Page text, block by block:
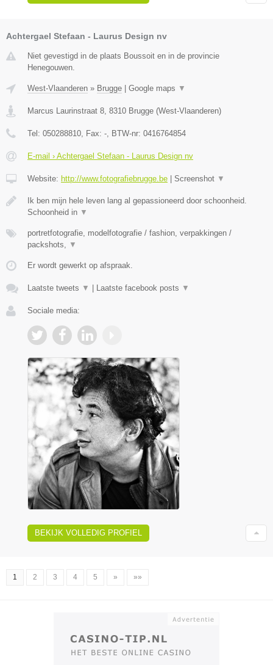
Achtergael Stefaan - Laurus Design nv
Niet gevestigd in de plaats Boussoit en in de provincie
Henegouwen.
West-Vlaanderen » Brugge Google maps ▼
Marcus Laurinstraat 8 8310 Brugge (West-Vlaanderen)
Tel: 050288810 , Fax: - , BTW-nr: 0416764854
E-mail › Achtergael Stefaan - Laurus Design nv
Website: http://www.fotografiebrugge.be Screenshot ▼
Ik ben mijn hele leven lang al gepassioneerd door schoonheid.
Schoonheid in ▼
portretfotografie, modelfotografie / fashion, verpakkingen /
packshots,
▼
Er wordt gewerkt op afspraak.
Laatste tweets ▼ Laatste facebook posts ▼
Sociale media:
BEKIJK VOLLEDIG PROFIEL
1 2 3 4 5 » »»